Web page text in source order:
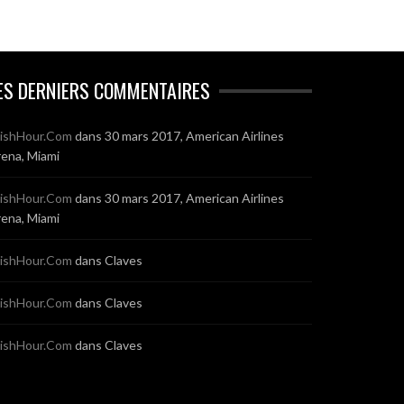
DERNIERS COMMENTAIRES
dans 30 mars 2017, American Airlines
Miami
dans 30 mars 2017, American Airlines
Miami
dans Claves
dans Claves
dans Claves